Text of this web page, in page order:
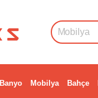
Banyo Mobilya Bahçe